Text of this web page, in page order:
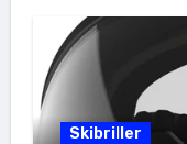
Skibriller